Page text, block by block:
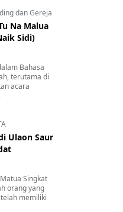
dan Gereja
Na Malua
Sidi)
Bahasa
terutama di
acara
Ulaon Saur
Singkat
orang yang
memiliki